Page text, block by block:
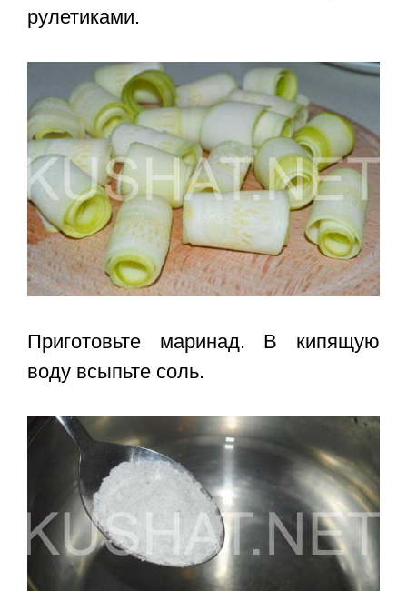
рулетиками.
Приготовьте маринад. В кипящую
воду всыпьте соль.